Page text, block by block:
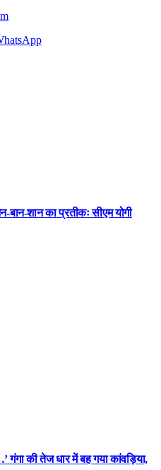
बान-शान का प्रतीकः सीएम योगी
गंगा की तेज धार में बह गया कांवड़िया,